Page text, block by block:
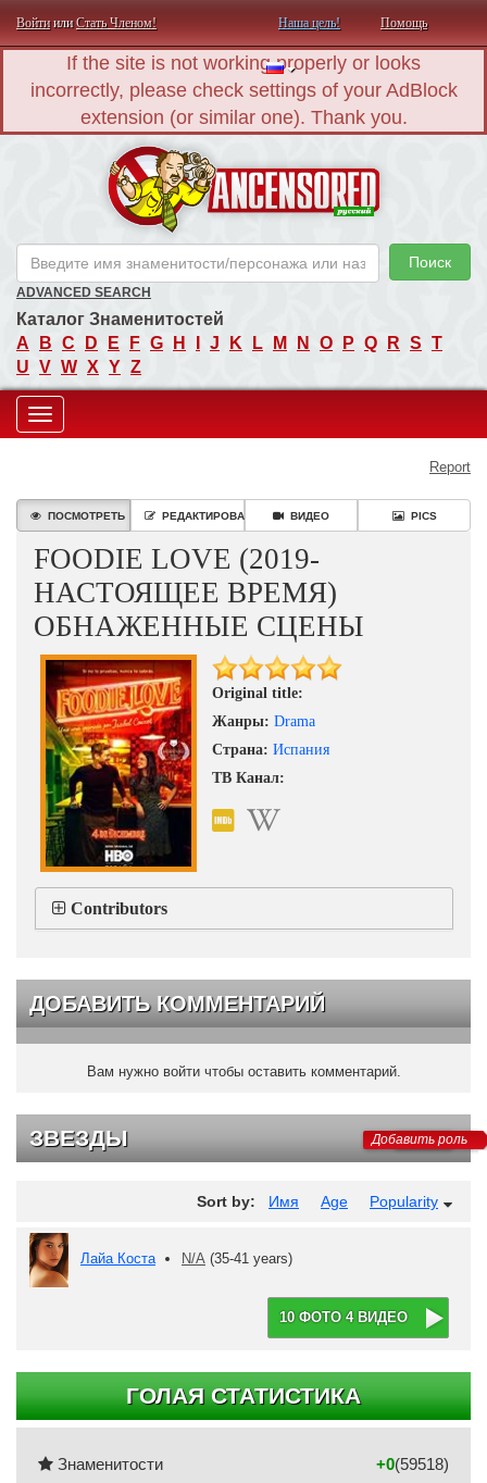
ВойтиилиСтать Членом! Наша цель! Помощь
If the site is not working properly or looks
incorrectly, please check settings of your AdBlock
extension (or similar one). Thank you.
Поиск
ADVANCED SEARCH
Каталог Знаменитостей
A
B C D E F G H J K L M N O P Q R S T
U V W X Y Z
Toggle
Report
ПОСМОТРЕТЬ РЕДАКТИРОВАТЬ ВИДЕО PICS
FOODIE LOVE (2019-
НАСТОЯЩЕЕ ВРЕМЯ)
ОБНАЖЕННЫЕ СЦЕНЫ
Original title:
Жанры: Drama
Страна: Испания
ТВ Канал:
Contributors
ДОБАВИТЬ КОММЕНТАРИЙ
Вам нужно войти чтобы оставить комментарий.
ЗВЕЗДЫ Добавить роль
Sort by: Имя Age Popularity
Лайа Коста N/A (35-41 years)
10 ФОТО 4 ВИДЕО
ГОЛАЯ СТАТИСТИКА
Знаменитости (59518)
+0